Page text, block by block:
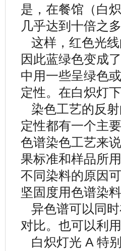
是，在餐馆（白
几乎达到十倍之多
这样，红色光
因此蓝绿色变成
中用一些呈绿色
定性。在白炽灯
染色工艺的反
定性都有一个主
色谱染色工艺来
果标准和样品所
不同染料的原因
坚固度用色谱染
异色谱可以同
对比。也可以利
白炽灯光 A 特